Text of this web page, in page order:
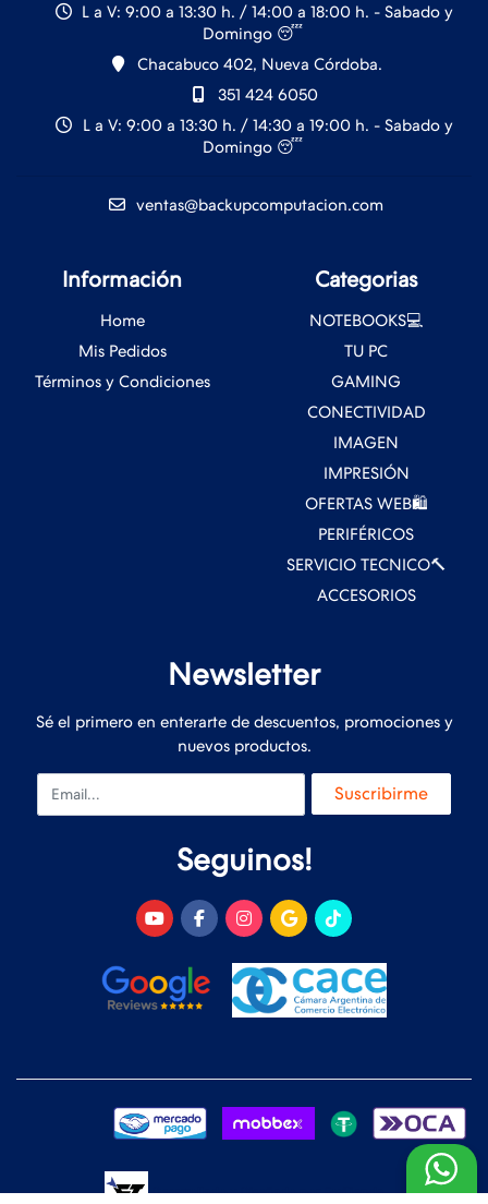
L a V: 9:00 a 13:30 h. / 14:00 a 18:00 h. - Sabado y
Domingo 😴
Chacabuco 402, Nueva Córdoba.
351 424 6050
L a V: 9:00 a 13:30 h. / 14:30 a 19:00 h. - Sabado y
Domingo 😴
ventas@backupcomputacion.com
Información
Home
Mis Pedidos
Términos y Condiciones
Categorias
NOTEBOOKS💻
TU PC
GAMING
CONECTIVIDAD
IMAGEN
IMPRESIÓN
OFERTAS WEB🛍️
PERIFÉRICOS
SERVICIO TECNICO🔨
ACCESORIOS
Newsletter
Sé el primero en enterarte de descuentos, promociones y
nuevos productos.
Email Suscribirme
Seguinos!
Desarrollado y Diseñado por FoxTienda